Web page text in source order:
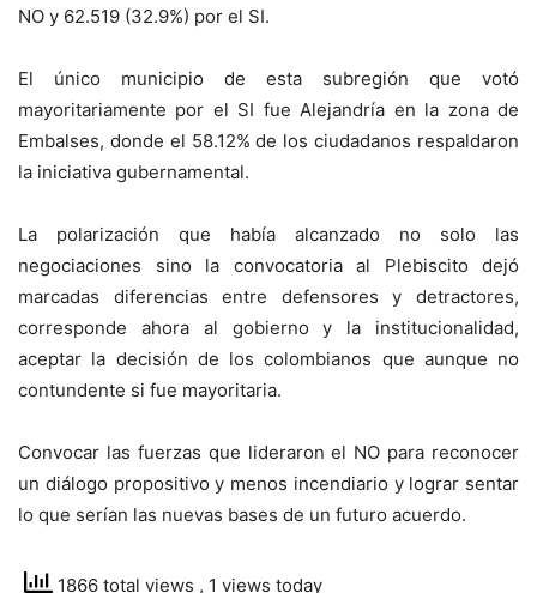
NO y 62.519 (32.9%) por el SI.
El único municipio de esta subregión que votó
mayoritariamente por el SI fue Alejandría en la zona de
Embalses, donde el 58.12% de los ciudadanos respaldaron
la iniciativa gubernamental.
La polarización que había alcanzado no solo las
negociaciones sino la convocatoria al Plebiscito dejó
marcadas diferencias entre defensores y detractores,
corresponde ahora al gobierno y la institucionalidad,
aceptar la decisión de los colombianos que aunque no
contundente si fue mayoritaria.
Convocar las fuerzas que lideraron el NO para reconocer
un diálogo propositivo y menos incendiario y lograr sentar
lo que serían las nuevas bases de un futuro acuerdo.
1866 total views , 1 views today